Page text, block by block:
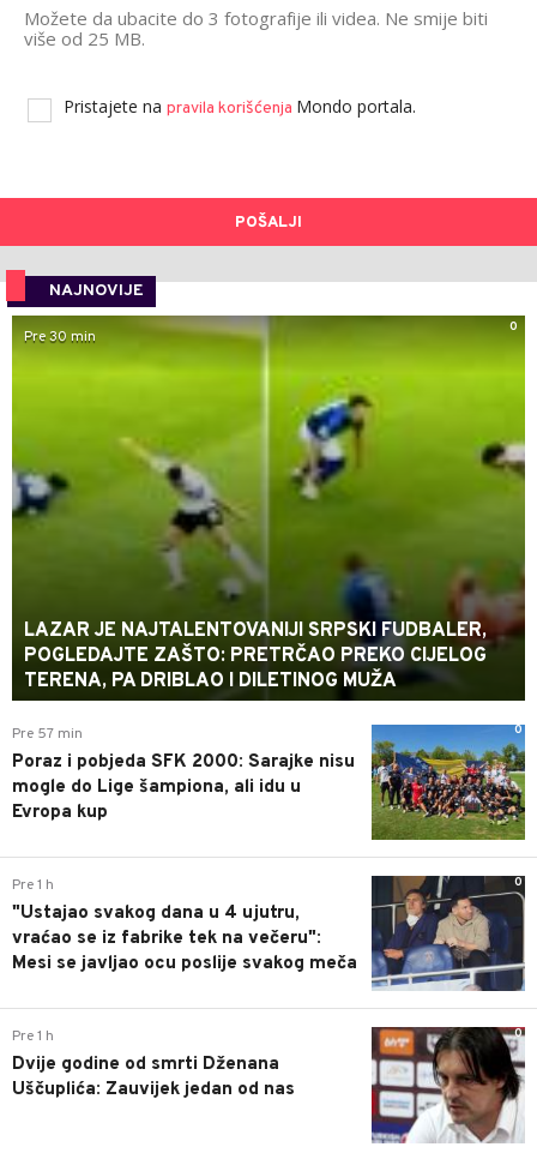
Možete da ubacite do 3 fotografije ili videa. Ne smije biti
više od 25 MB.
Pristajete na pravila korišćenja Mondo portala.
POŠALJI
NAJNOVIJE
0
Pre 30 min
LAZAR JE NAJTALENTOVANIJI SRPSKI FUDBALER,
POGLEDAJTE ZAŠTO: PRETRČAO PREKO CIJELOG
TERENA, PA DRIBLAO I DILETINOG MUŽA
0
Pre 57 min
Poraz i pobjeda SFK 2000: Sarajke nisu
mogle do Lige šampiona, ali idu u
Evropa kup
0
Pre 1 h
"Ustajao svakog dana u 4 ujutru,
vraćao se iz fabrike tek na večeru":
Mesi se javljao ocu poslije svakog meča
0
Pre 1 h
Dvije godine od smrti Dženana
Uščuplića: Zauvijek jedan od nas